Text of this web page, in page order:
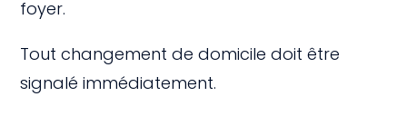
foyer.
Tout changement de domicile doit être
signalé immédiatement.